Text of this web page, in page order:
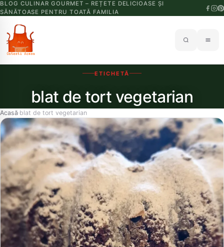
BLOG CULINAR GOURMET – REȚETE DELICIOASE ȘI
SĂNĂTOASE PENTRU TOATĂ FAMILIA
ETICHETĂ
blat de tort vegetarian
Acasă›blat de tort vegetarian